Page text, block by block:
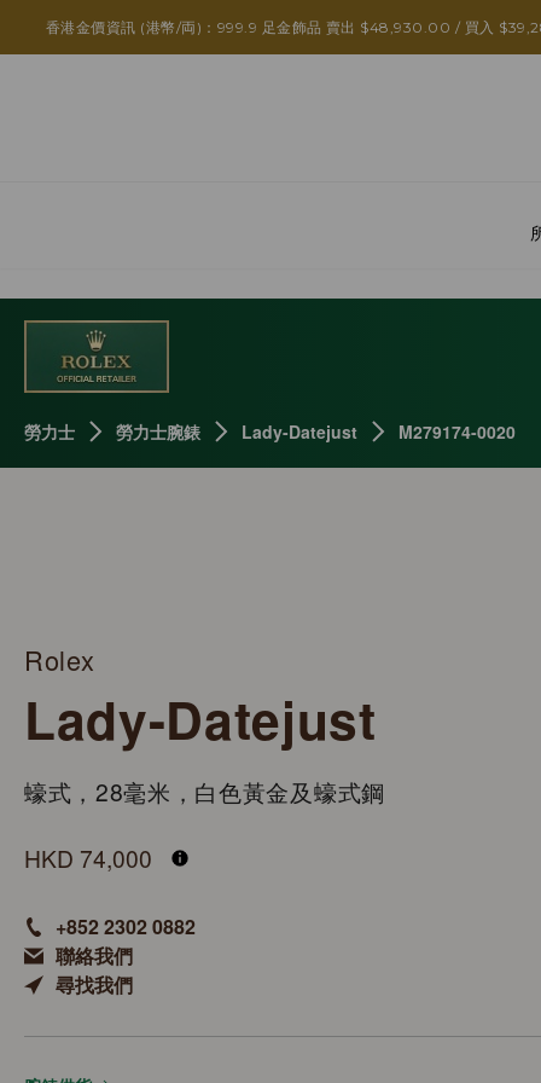
香港金價資訊 (港幣/両)：999.9 足金飾品 賣出 $48,930.00 / 買入
勞力士 勞力士腕錶 Lady-Datejust M279174-0020
Rolex
Lady-Datejust
蠔式，28毫米，白色黃金及蠔式鋼
HKD 74,000
+852 2302 0882
聯絡我們
尋找我們